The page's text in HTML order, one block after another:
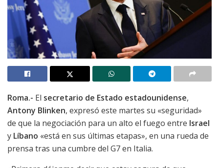
Roma.- El secretario de Estado estadounidense,
Antony Blinken, expresó este martes su «seguridad»
de que la negociación para un alto el fuego entre Israel
y Líbano «está en sus últimas etapas», en una rueda de
prensa tras una cumbre del G7 en Italia.